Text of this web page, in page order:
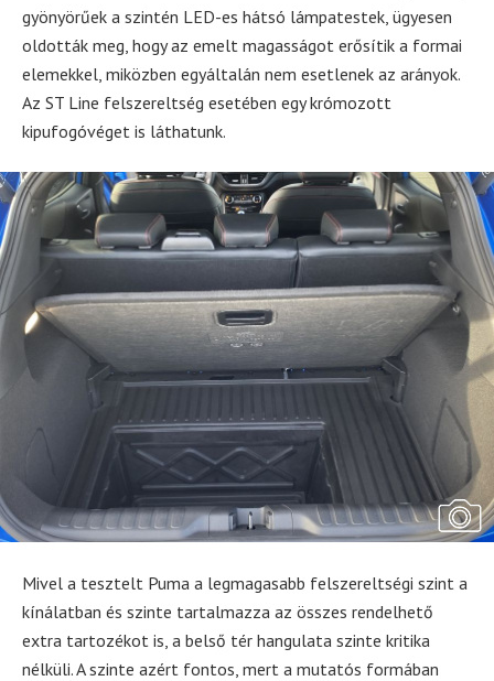
gyönyörűek a szintén LED-es hátsó lámpatestek, ügyesen
oldották meg, hogy az emelt magasságot erősítik a formai
elemekkel, miközben egyáltalán nem esetlenek az arányok.
Az ST Line felszereltség esetében egy krómozott
kipufogóvéget is láthatunk.
Mivel a tesztelt Puma a legmagasabb felszereltségi szint a
kínálatban és szinte tartalmazza az összes rendelhető
extra tartozékot is, a belső tér hangulata szinte kritika
nélküli. A szinte azért fontos, mert a mutatós formában